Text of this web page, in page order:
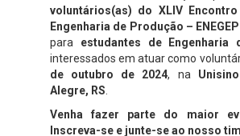
voluntários(as) do XLIV
Engenharia de Produção –
para estudantes de Engenharia
interessados em atuar como
de outubro de 2024, na
Alegre, RS
Venha fazer parte do maior
Inscreva-se e junte-se ao nosso